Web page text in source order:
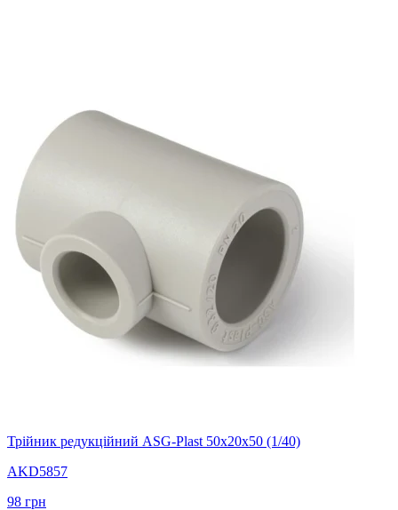
Трійник редукційний ASG-Plast 50х20х50 (1/40)
AKD5857
98 грн